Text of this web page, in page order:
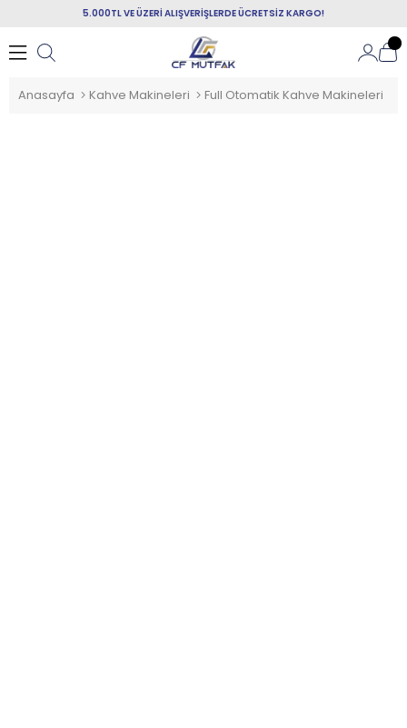
5.000TL VE ÜZERİ ALIŞVERİŞLERDE ÜCRETSİZ KARGO!
Anasayfa Kahve Makineleri Full Otomatik Kahve Makineleri